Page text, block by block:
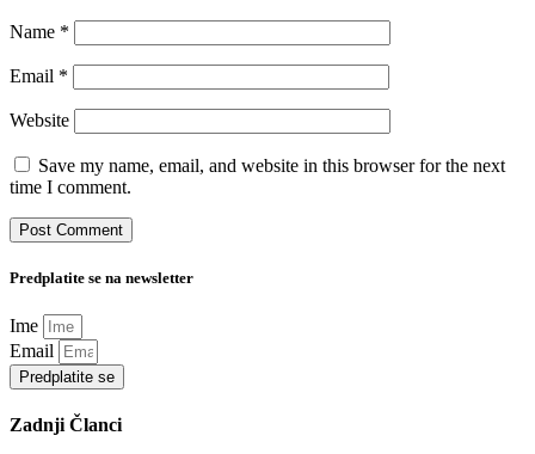
Name *
Email *
Website
Save my name, email, and website in this browser for the next
time I comment.
Predplatite se na newsletter
Ime
Email
Predplatite se
Zadnji Članci